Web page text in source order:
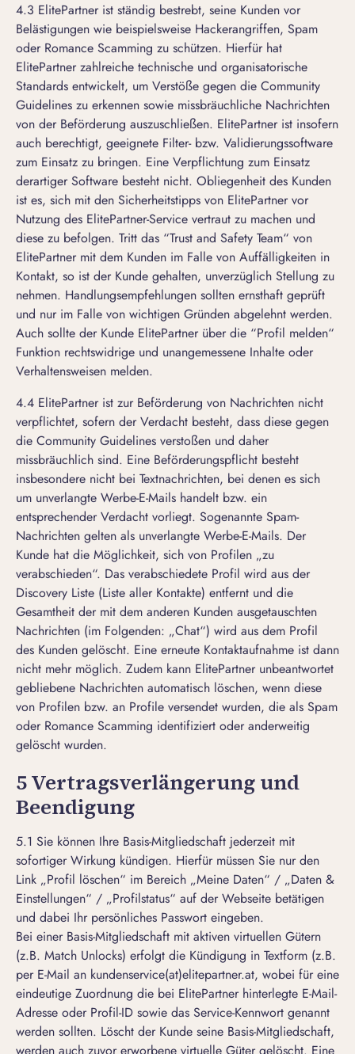
4.3 ElitePartner ist ständig bestrebt, seine Kunden vor
Belästigungen wie beispielsweise Hackerangriffen, Spam
oder Romance Scamming zu schützen. Hierfür hat
ElitePartner zahlreiche technische und organisatorische
Standards entwickelt, um Verstöße gegen die Community
Guidelines zu erkennen sowie missbräuchliche Nachrichten
von der Beförderung auszuschließen. ElitePartner ist insofern
auch berechtigt, geeignete Filter- bzw. Validierungssoftware
zum Einsatz zu bringen. Eine Verpflichtung zum Einsatz
derartiger Software besteht nicht. Obliegenheit des Kunden
ist es, sich mit den Sicherheitstipps von ElitePartner vor
Nutzung des ElitePartner-Service vertraut zu machen und
diese zu befolgen. Tritt das “Trust and Safety Team“ von
ElitePartner mit dem Kunden im Falle von Auffälligkeiten in
Kontakt, so ist der Kunde gehalten, unverzüglich Stellung zu
nehmen. Handlungsempfehlungen sollten ernsthaft geprüft
und nur im Falle von wichtigen Gründen abgelehnt werden.
Auch sollte der Kunde ElitePartner über die “Profil melden“
Funktion rechtswidrige und unangemessene Inhalte oder
Verhaltensweisen melden.
4.4 ElitePartner ist zur Beförderung von Nachrichten nicht
verpflichtet, sofern der Verdacht besteht, dass diese gegen
die Community Guidelines verstoßen und daher
missbräuchlich sind. Eine Beförderungspflicht besteht
insbesondere nicht bei Textnachrichten, bei denen es sich
um unverlangte Werbe-E-Mails handelt bzw. ein
entsprechender Verdacht vorliegt. Sogenannte Spam-
Nachrichten gelten als unverlangte Werbe-E-Mails. Der
Kunde hat die Möglichkeit, sich von Profilen „zu
verabschieden“. Das verabschiedete Profil wird aus der
Discovery Liste (Liste aller Kontakte) entfernt und die
Gesamtheit der mit dem anderen Kunden ausgetauschten
Nachrichten (im Folgenden: „Chat“) wird aus dem Profil
des Kunden gelöscht. Eine erneute Kontaktaufnahme ist dann
nicht mehr möglich. Zudem kann ElitePartner unbeantwortet
gebliebene Nachrichten automatisch löschen, wenn diese
von Profilen bzw. an Profile versendet wurden, die als Spam
oder Romance Scamming identifiziert oder anderweitig
gelöscht wurden.
5 Vertragsverlängerung und
Beendigung
5.1 Sie können Ihre Basis-Mitgliedschaft jederzeit mit
sofortiger Wirkung kündigen. Hierfür müssen Sie nur den
Link „Profil löschen“ im Bereich „Meine Daten“ / „Daten &
Einstellungen“ / „Profilstatus“ auf der Webseite betätigen
und dabei Ihr persönliches Passwort eingeben.
Bei einer Basis-Mitgliedschaft mit aktiven virtuellen Gütern
(z.B. Match Unlocks) erfolgt die Kündigung in Textform (z.B.
per E-Mail an kundenservice(at)elitepartner.at, wobei für eine
eindeutige Zuordnung die bei ElitePartner hinterlegte E-Mail-
Adresse oder Profil-ID sowie das Service-Kennwort genannt
werden sollten. Löscht der Kunde seine Basis-Mitgliedschaft,